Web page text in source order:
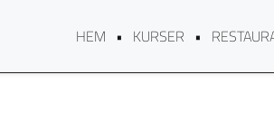
HEM KURSER